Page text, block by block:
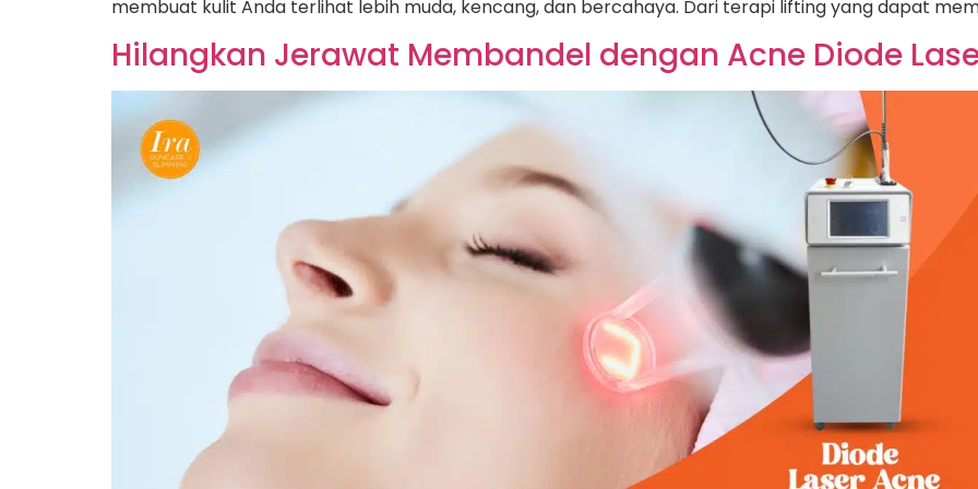
membuat kulit Anda terlihat lebih muda, kencang, dan bercahaya. Dari terapi lifting yang dapat
Hilangkan Jerawat Membandel dengan Acne Diode